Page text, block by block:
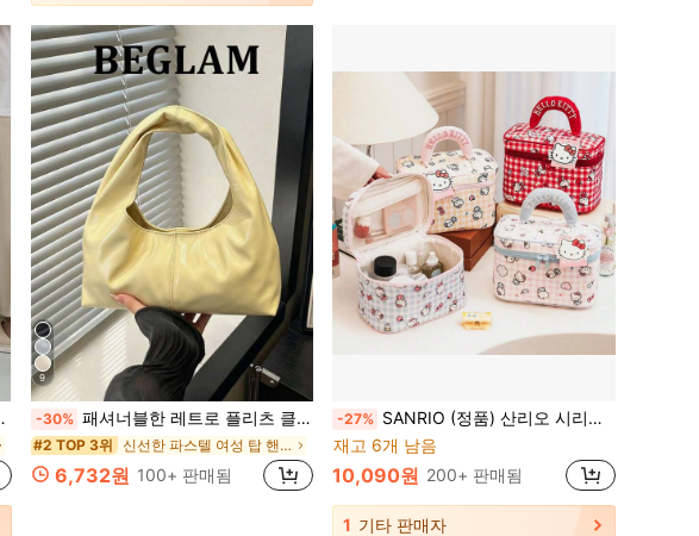
9
-30% 패셔너블한 레트로 플리츠 클라우드 핸드백, 여성용 다용도 캐주얼 숄더백, 초승달 모양
#2 TOP 3위 신선한 파스텔 여성 탑 핸들 가방
6,732원 100+ 판매됨
-27% SANRIO (정품) 산리오 시리즈 풀 프린트 헬로키티 패턴 화장품 가방, 귀엽고 부드러운 핸드백, 화장품 보관에 적합
재고 6개 남음
10,090원 200+ 판매됨
1 기타 판매자